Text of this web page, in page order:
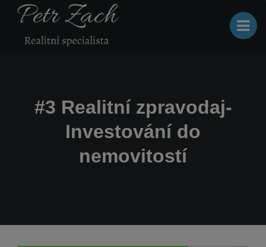
#3 Realitní zpravodaj-
Investování do
nemovitostí